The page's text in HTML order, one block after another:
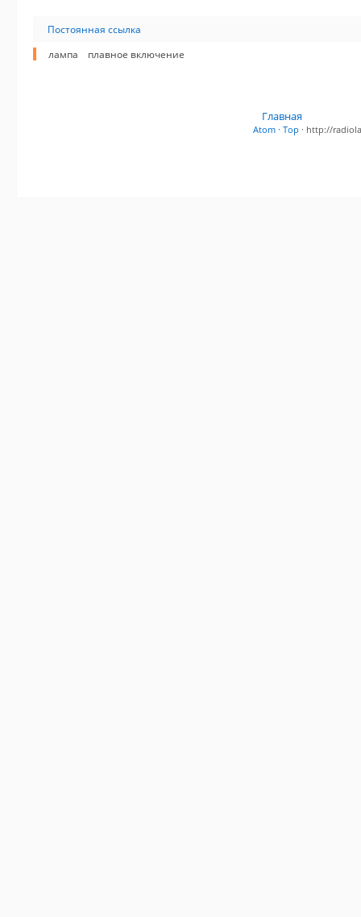
Постоянная ссылка
лампа
плавное включение
Главная
Atom · Top · http://